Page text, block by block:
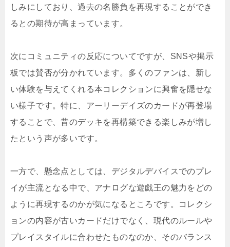
しみにしており、過去の名勝負を再現することができ
るとの期待が高まっています。
次にコミュニティの反応についてですが、SNSや掲示
板では賛否が分かれています。多くのファンは、新し
い体験を与えてくれる本コレクションに興奮を隠せな
い様子です。特に、アーリーデイズのカードが再登場
することで、昔のデッキを再構築できる楽しみが増し
たという声が多いです。
一方で、懸念点としては、デジタルデバイスでのプレ
イが主流となる中で、アナログな遊戯王の魅力をどの
ように再現するのかが気になるところです。コレクシ
ョンの内容が古いカードだけでなく、現代のルールや
プレイスタイルに合わせたものなのか、そのバランス